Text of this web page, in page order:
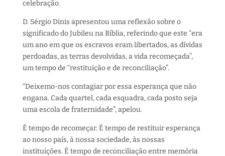
celebração.
D. Sérgio Dinis apresentou uma reflexão sobre o
significado do Jubileu na Bíblia, referindo que este “era
um ano em que os escravos eram libertados, as dívidas
perdoadas, as terras devolvidas, a vida recomeçada”,
um tempo de “restituição e de reconciliação”.
“Deixemo-nos contagiar por essa esperança que não
engana. Cada quartel, cada esquadra, cada posto seja
uma escola de fraternidade”, apelou.
É tempo de recomeçar. É tempo de restituir esperança
ao nosso país, à nossa sociedade, às nossas
instituições. É tempo de reconciliação entre memória